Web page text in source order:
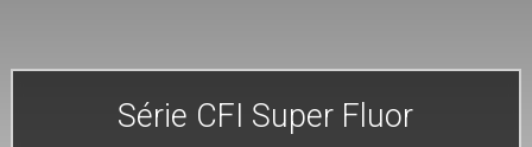
Série CFI Super Fluor